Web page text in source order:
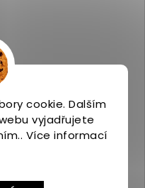
cookie. Dalším
vyjadřujete
Více informací
6 BOA white
ks)